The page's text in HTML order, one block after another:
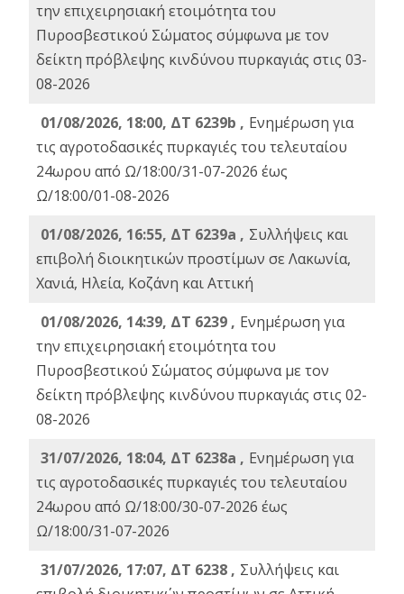
την επιχειρησιακή ετοιμότητα του
Πυροσβεστικού Σώματος σύμφωνα με τον
δείκτη πρόβλεψης κινδύνου πυρκαγιάς στις 03-
08-2026
01/08/2026, 18:00, ΔΤ 6239b , Ενημέρωση για
τις αγροτοδασικές πυρκαγιές του τελευταίου
24ωρου από Ω/18:00/31-07-2026 έως
Ω/18:00/01-08-2026
01/08/2026, 16:55, ΔΤ 6239a , Συλλήψεις και
επιβολή διοικητικών προστίμων σε Λακωνία,
Χανιά, Ηλεία, Κοζάνη και Αττική
01/08/2026, 14:39, ΔΤ 6239 , Ενημέρωση για
την επιχειρησιακή ετοιμότητα του
Πυροσβεστικού Σώματος σύμφωνα με τον
δείκτη πρόβλεψης κινδύνου πυρκαγιάς στις 02-
08-2026
31/07/2026, 18:04, ΔΤ 6238a , Ενημέρωση για
τις αγροτοδασικές πυρκαγιές του τελευταίου
24ωρου από Ω/18:00/30-07-2026 έως
Ω/18:00/31-07-2026
31/07/2026, 17:07, ΔΤ 6238 , Συλλήψεις και